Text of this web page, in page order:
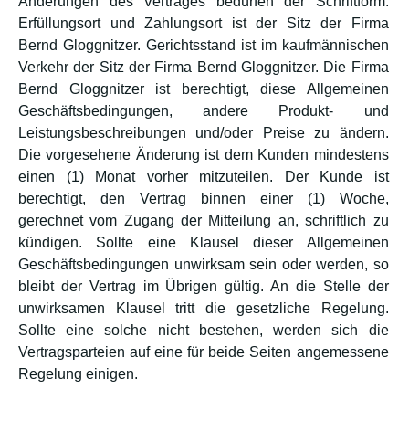
Erfüllungsort und Zahlungsort ist der Sitz der Firma
Bernd Gloggnitzer. Gerichtsstand ist im kaufmännischen
Verkehr der Sitz der Firma Bernd Gloggnitzer. Die Firma
Bernd Gloggnitzer ist berechtigt, diese Allgemeinen
Geschäftsbedingungen, andere Produkt- und
Leistungsbeschreibungen und/oder Preise zu ändern.
Die vorgesehene Änderung ist dem Kunden mindestens
einen (1) Monat vorher mitzuteilen. Der Kunde ist
berechtigt, den Vertrag binnen einer (1) Woche,
gerechnet vom Zugang der Mitteilung an, schriftlich zu
kündigen. Sollte eine Klausel dieser Allgemeinen
Geschäftsbedingungen unwirksam sein oder werden, so
bleibt der Vertrag im Übrigen gültig. An die Stelle der
unwirksamen Klausel tritt die gesetzliche Regelung.
Sollte eine solche nicht bestehen, werden sich die
Vertragsparteien auf eine für beide Seiten angemessene
Regelung einigen.